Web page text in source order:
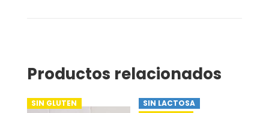
Productos relacionados
SIN GLUTEN
SIN LACTOSA